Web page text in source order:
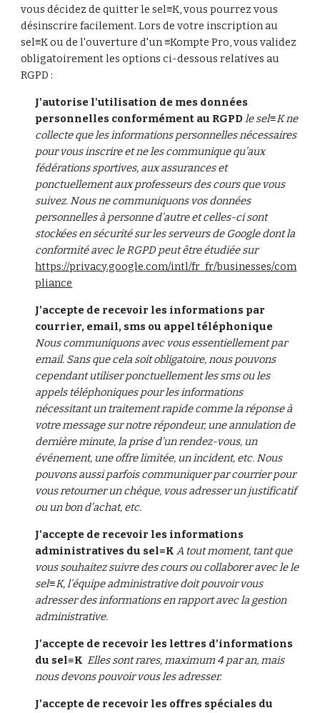
vous décidez de quitter le sel≡K, vous pourrez vous
désinscrire facilement. Lors de votre inscription au
sel≡K ou de l'ouverture d'un ≡Kompte Pro, vous validez
obligatoirement les options ci-dessous relatives au
RGPD :
J'autorise l'utilisation de mes données
personnelles conformément au RGPD le sel≡K ne
collecte que les informations personnelles nécessaires
pour vous inscrire et ne les communique qu’aux
fédérations sportives, aux assurances et
ponctuellement aux professeurs des cours que vous
suivez. Nous ne communiquons vos données
personnelles à personne d’autre et celles-ci sont
stockées en sécurité sur les serveurs de Google dont la
conformité avec le RGPD peut être étudiée sur
https://privacy.google.com/intl/fr_fr/businesses/com
pliance
J'accepte de recevoir les informations par
Nous communiquons avec vous essentiellement par
email. Sans que cela soit obligatoire, nous pouvons
cependant utiliser ponctuellement les sms ou les
appels téléphoniques pour les informations
nécessitant un traitement rapide comme la réponse à
votre message sur notre répondeur, une annulation de
dernière minute, la prise d’un rendez-vous, un
événement, une offre limitée, un incident, etc. Nous
pouvons aussi parfois communiquer par courrier pour
vous retourner un chèque, vous adresser un justificatif
ou un bon d’achat, etc.
J'accepte de recevoir les informations
administratives du sel≡K A tout moment, tant que
vous souhaitez suivre des cours ou collaborer avec le le
sel≡K, l’équipe administrative doit pouvoir vous
adresser des informations en rapport avec la gestion
administrative.
J'accepte de recevoir les lettres d’informations
du sel≡K Elles sont rares, maximum 4 par an, mais
nous devons pouvoir vous les adresser.
J'accepte de recevoir les offres spéciales du